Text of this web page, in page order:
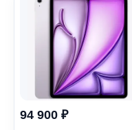
94 900 ₽